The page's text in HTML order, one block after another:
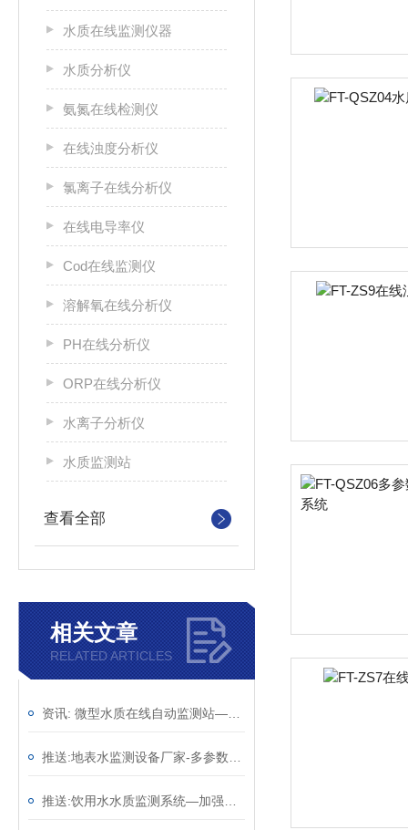
水质在线监测仪器
水质分析仪
氨氮在线检测仪
在线浊度分析仪
氯离子在线分析仪
在线电导率仪
Cod在线监测仪
溶解氧在线分析仪
PH在线分析仪
ORP在线分析仪
水离子分析仪
水质监测站
查看全部
相关文章
RELATED ARTICLES